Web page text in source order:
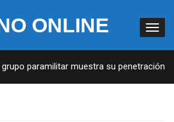
ONLINE
paramilitar muestra su penetración en